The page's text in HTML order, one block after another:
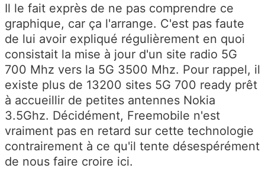
Il le fait exprès de ne pas comprendre ce
graphique, car ça l'arrange. C'est pas faute
de lui avoir expliqué régulièrement en quoi
consistait la mise à jour d'un site radio 5G
700 Mhz vers la 5G 3500 Mhz. Pour rappel, il
existe plus de 13200 sites 5G 700 ready prêt
à accueillir de petites antennes Nokia
3.5Ghz. Décidément, Freemobile n'est
vraiment pas en retard sur cette technologie
contrairement à ce qu'il tente désespérément
de nous faire croire ici.